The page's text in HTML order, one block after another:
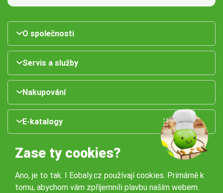
O společnosti
Servis a služby
Nakupování
E-katalogy
Zase ty cookies?
Ano, je to tak. I Eobaly.cz používají cookies. Primárně k
tomu, abychom vám zpříjemnili plavbu naším webem.